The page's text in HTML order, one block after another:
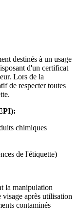
destinés à un usage
d'un certificat
Lors de la
de respecter toutes
chimiques
de l'étiquette)
la manipulation
visage après utilisation
contaminés